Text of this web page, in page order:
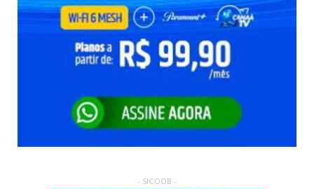
- SICOOB -